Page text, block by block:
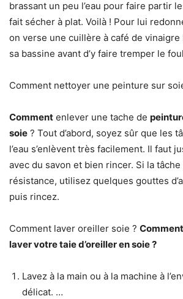
brassant un peu l’eau pour faire partir
fait sécher à plat. Voilà ! Pour lui
on verse une cuillère à café de vinaigre
sa bassine avant d’y faire tremper le
Comment nettoyer une peinture sur
Comment enlever une tache de
soie ? Tout d’abord, soyez sûr que les
l’eau s’enlèvent très facilement. Il faut
avec du savon et bien rincer. Si la
résistance, utilisez quelques gouttes
puis rincez.
Comment laver oreiller soie ? Comment
lavervotre taied’oreiller en soie?
Lavez à la main ou à la machine à
délicat. …